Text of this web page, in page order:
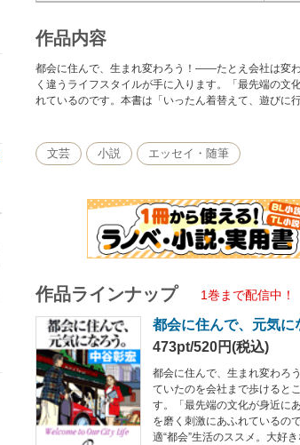
作品内容
都会に住んで、生まれ変わろう！――たとえ会社は変
く違うライフスタイルが手に入ります。「最先端の
れているのです。本書は「いったん着替えて、遊びに
文芸 小説 エッセイ・随筆
作品ラインナップ 1巻まで配信中！
都会に住んで、元気に
473pt/520円(税込)
都会に住んで、生まれ変わろ
ていたのを会社まで歩けると
す。「最先端の文化が身近に
を磨く刺激にあふれているの
適“都会”生活のススメ。大好